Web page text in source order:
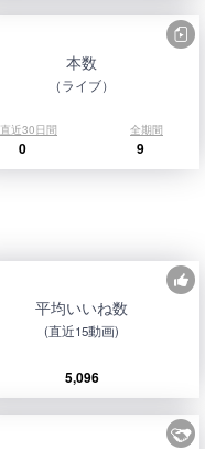
本数
（ライブ）
直近30日間 全期間
0 9
平均いいね数
(直近15動画)
5,096